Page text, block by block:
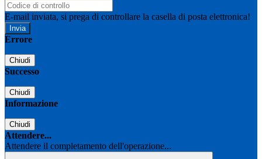
E-mail inviata, si prega di controllare la casella di posta elettronica!
Errore
Chiudi
Successo
Chiudi
Informazione
Chiudi
Attendere...
Attendere il completamento dell'operazione...